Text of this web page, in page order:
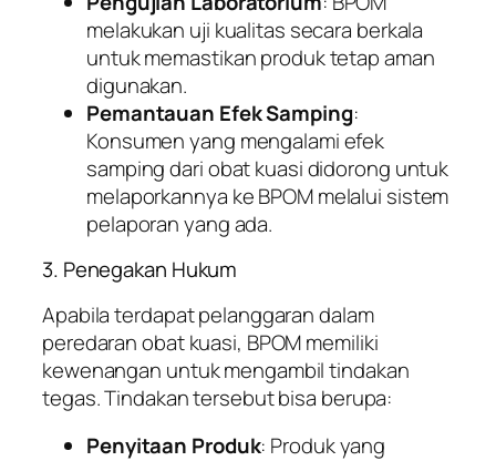
melakukan uji kualitas secara berkala
untuk memastikan produk tetap aman
digunakan.
Pemantauan Efek Samping:
Konsumen yang mengalami efek
samping dari obat kuasi didorong untuk
melaporkannya ke BPOM melalui sistem
pelaporan yang ada.
3. Penegakan Hukum
Apabila terdapat pelanggaran dalam
peredaran obat kuasi, BPOM memiliki
kewenangan untuk mengambil tindakan
tegas. Tindakan tersebut bisa berupa:
Penyitaan Produk: Produk yang